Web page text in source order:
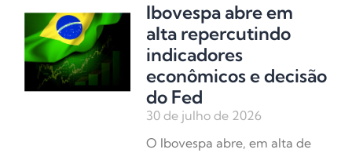
Ibovespa abre em
alta repercutindo
indicadores
econômicos e decisão
do Fed
30 de julho de 2026
O Ibovespa abre, em alta de